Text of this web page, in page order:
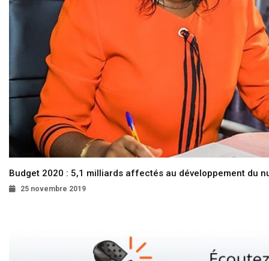
Budget 2020 : 5,1 milliards affectés au développement du
25 novembre 2019